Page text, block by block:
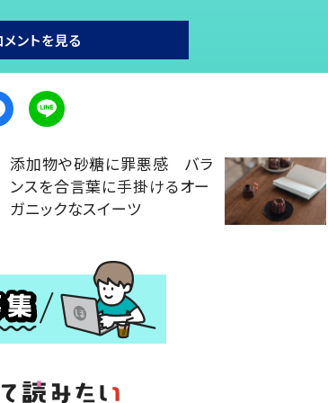
ントを見る
添加物や砂糖に罪悪感 バラ
ンスを合言葉に手掛けるオー
ガニックなスイーツ